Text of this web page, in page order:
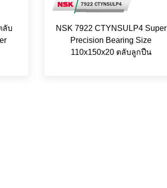
ลับ
NSK 7922 CTYNSULP4 Super
Precision Bearing Size
110x150x20 ตลับลูกปืน